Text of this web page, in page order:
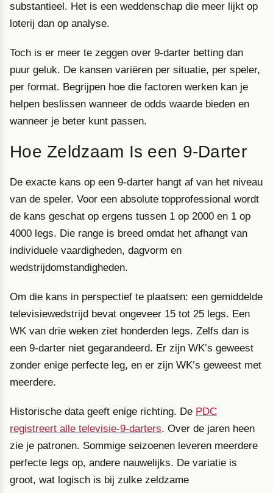
substantieel. Het is een weddenschap die meer lijkt op
loterij dan op analyse.
Toch is er meer te zeggen over 9-darter betting dan
puur geluk. De kansen variëren per situatie, per speler,
per format. Begrijpen hoe die factoren werken kan je
helpen beslissen wanneer de odds waarde bieden en
wanneer je beter kunt passen.
Hoe Zeldzaam Is een 9-Darter
De exacte kans op een 9-darter hangt af van het niveau
van de speler. Voor een absolute topprofessional wordt
de kans geschat op ergens tussen 1 op 2000 en 1 op
4000 legs. Die range is breed omdat het afhangt van
individuele vaardigheden, dagvorm en
wedstrijdomstandigheden.
Om die kans in perspectief te plaatsen: een gemiddelde
televisiewedstrijd bevat ongeveer 15 tot 25 legs. Een
WK van drie weken ziet honderden legs. Zelfs dan is
een 9-darter niet gegarandeerd. Er zijn WK’s geweest
zonder enige perfecte leg, en er zijn WK’s geweest met
meerdere.
Historische data geeft enige richting. De PDC
registreert alle televisie-9-darters. Over de jaren heen
zie je patronen. Sommige seizoenen leveren meerdere
perfecte legs op, andere nauwelijks. De variatie is
groot, wat logisch is bij zulke zeldzame